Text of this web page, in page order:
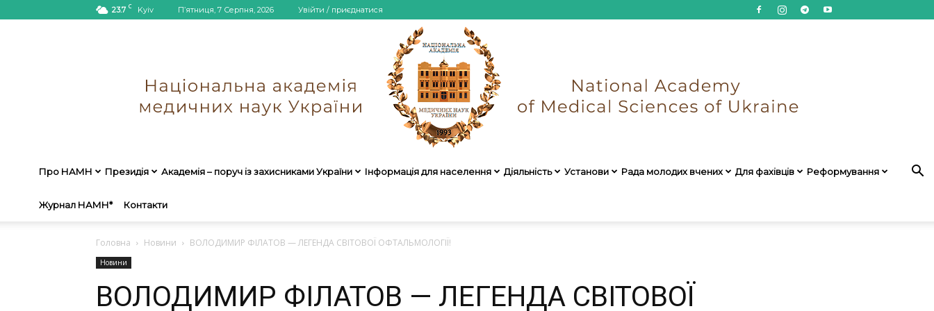
23.7 C Kyiv П’ятниця, 7 Серпня, 2026 Увійти / приєднатися
України
Про НАМН Президія Академія – поруч із захисниками України Інформація для населення Діяльність Установи Рада молодих вчених Для фахівців Реформування
Журнал НАМН* Контакти
Головна Новини ВОЛОДИМИР ФІЛАТОВ — ЛЕГЕНДА СВІТОВОЇ ОФТАЛЬМОЛОГІЇ!
Новини
ВОЛОДИМИР ФІЛАТОВ — ЛЕГЕНДА СВІТОВОЇ